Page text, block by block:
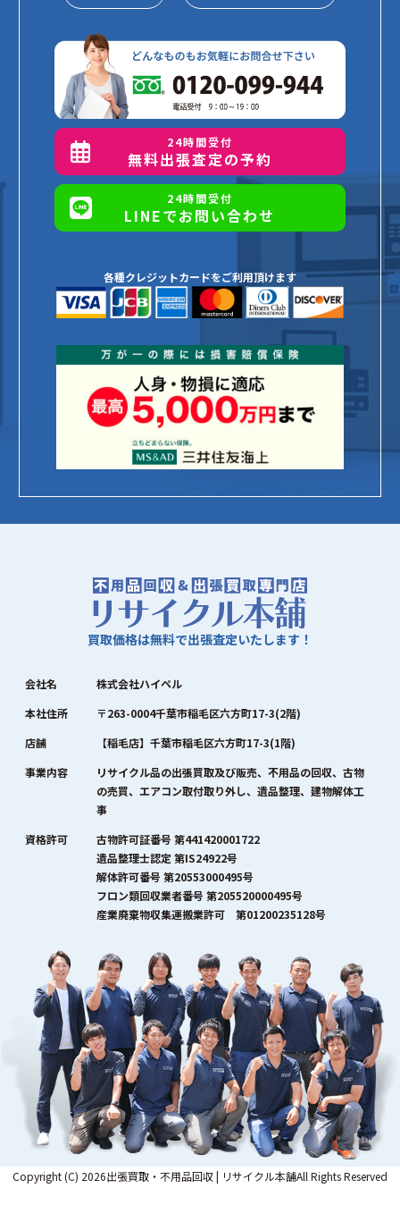
24時間受付
無料出張査定の予約
24時間受付
LINEでお問い合わせ
各種クレジットカードをご利用頂けます
買取価格は無料で出張査定いたします！
会社名
株式会社ハイペル
本社住所
〒263-0004千葉市稲毛区六方町17-3(2階)
店舗
【稲毛店】千葉市稲毛区六方町17-3(1階)
事業内容
リサイクル品の出張買取及び販売、不用品の回収、古物
の売買、エアコン取付取り外し、遺品整理、建物解体工
事
資格許可
古物許可証番号 第441420001722
遺品整理士認定 第IS24922号
解体許可番号 第20553000495号
フロン類回収業者番号 第205520000495号
産業廃棄物収集運搬業許可 第01200235128号
Copyright (C) 2026出張買取・不用品回収 | リサイクル本舗All Rights Reserved